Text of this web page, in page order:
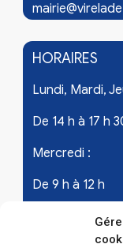
HORAIRES
Lundi, Mardi,
De 14 h à 17 h
Mercredi :
De 9 h à 12 h
Samedi - les